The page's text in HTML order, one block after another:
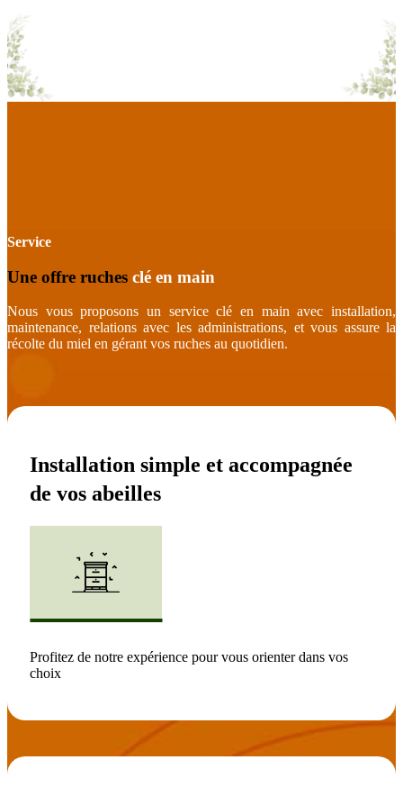
Service
Une offre ruches clé en main
Nous vous proposons un service clé en main avec installation,
maintenance, relations avec les administrations, et vous assure la
récolte du miel en gérant vos ruches au quotidien.
Installation simple et accompagnée
de vos abeilles
Profitez de notre expérience pour vous orienter dans vos
choix